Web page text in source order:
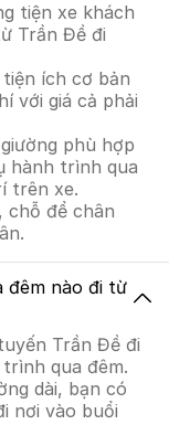
tiện xe khách
Trần Đề đi
ích cơ bản
với giá cả phải
phù hợp
hành trình qua
trên xe.
chỗ để chân
đêm nào đi từ
Trần Đề đi
qua đêm.
dài, bạn có
nơi vào buổi